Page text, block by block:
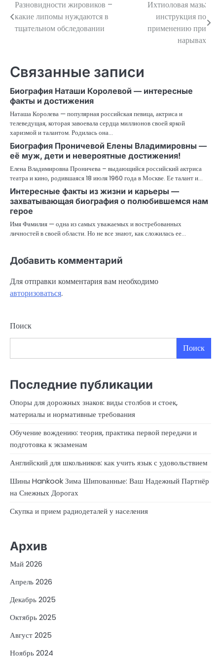
Навигация
по
Разновидности жировиков –
какие липомы нуждаются в
тщательном обследовании
Ихтиоловая мазь:
инструкция по
применению при
нарывах
Связанные записи
Биография Наташи Королевой — интересные
факты и достижения
Наташа Королева — популярная российская певица, актриса и
телеведущая, которая завоевала сердца миллионов своей яркой
харизмой и талантом. Родилась она…
Биография Проничевой Елены Владимировны —
её муж, дети и невероятные достижения!
Елена Владимировна Проничева – выдающийся российский актриса
театра и кино, родившаяся 18 июля 1960 года в Москве. Ее талант и…
Интересные факты из жизни и карьеры —
захватывающая биография о полюбившемся нам
герое
Имя Фамилия — одна из самых уважаемых и востребованных
личностей в своей области. Но не все знают, как сложилась ее…
Добавить комментарий
Для отправки комментария вам необходимо
авторизоваться.
Поиск
Поиск
Последние публикации
Опоры для дорожных знаков: виды столбов и стоек,
материалы и нормативные требования
Обучение вождению: теория, практика первой передачи и
подготовка к экзаменам
Английский для школьников: как учить язык с удовольствием
Шины Hankook Зима Шипованные: Ваш Надежный Партнёр
на Снежных Дорогах
Скупка и прием радиодеталей у населения
Архив
Май 2026
Апрель 2026
Декабрь 2025
Октябрь 2025
Август 2025
Ноябрь 2024